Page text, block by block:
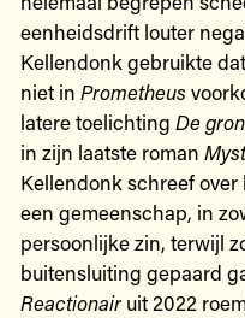
eenheidsdrift louter
Kellendonk gebruikte
niet in Prometheus
latere toelichting De
in zijn laatste roman
Kellendonk schreef
een gemeenschap, in
persoonlijke zin, terwijl
buitensluiting gepaard
Reactionairuit 2022